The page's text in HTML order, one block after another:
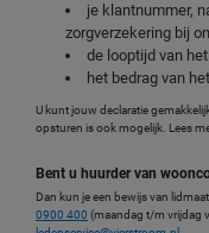
je klantnummer,
zorgverzekering bij
de looptijd van
het bedrag van
U kunt jouw declaratie
opsturen is ook mogelijk. Lees
Bent u huurder van
Dan kun je een bewijs van
0900 400 (maandag t/m vrijdag